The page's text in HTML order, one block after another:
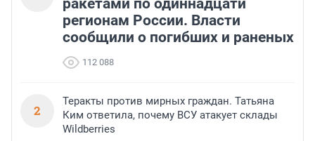
ракетами по одиннадцати
регионам России. Власти
сообщили о погибших и раненых
112 088
2
Теракты против мирных граждан. Татьяна
Ким ответила, почему ВСУ атакует склады
Wildberries